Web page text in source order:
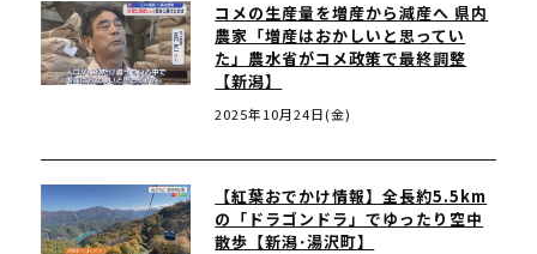
コメの生産量を増産から減産へ 県内
農家「増産はおかしいと思ってい
た」農水省がコメ政策で最終調整
【新潟】
2025年10月24日(金)
【紅葉おでかけ情報】全長約5.5km
の「ドラゴンドラ」でゆったり空中
散歩【新潟･湯沢町】